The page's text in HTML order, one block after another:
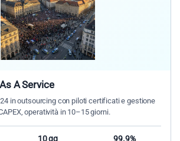
A Service
in outsourcing con piloti certificati e gestione
operatività in 10–15 giorni.
10 gg 99.9%